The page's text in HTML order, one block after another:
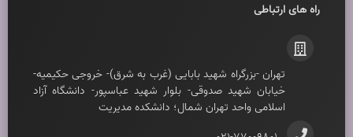
راه های ارتباطی
تهران -بزرگراه شهيد بابايی (غرب به شرق)- خروجی حکيميه-
خيابان شهيد صدوقی- بلوار شهيد عباسپور- دانشگاه آزاد
اسلامی واحد تهران شمال؛ دانشکده مديريت